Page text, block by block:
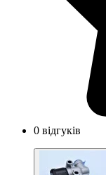
0 відгуків